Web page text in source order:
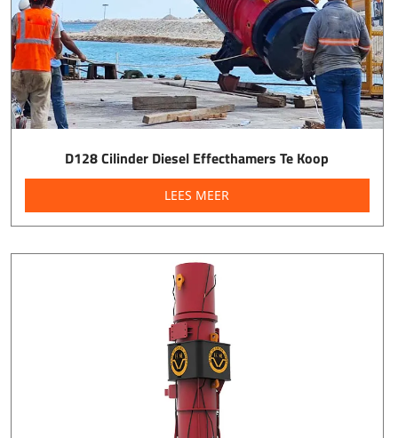
D128 Cilinder Diesel Effecthamers Te Koop
LEES MEER